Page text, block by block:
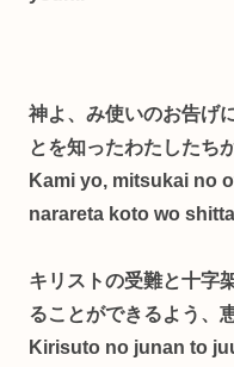
神よ、み使いのお告げ
とを知ったわたしたちが
Kami yo, mitsukai no
narareta koto wo
キリストの受難と十字
ることができるよう、
Kirisuto no junan to